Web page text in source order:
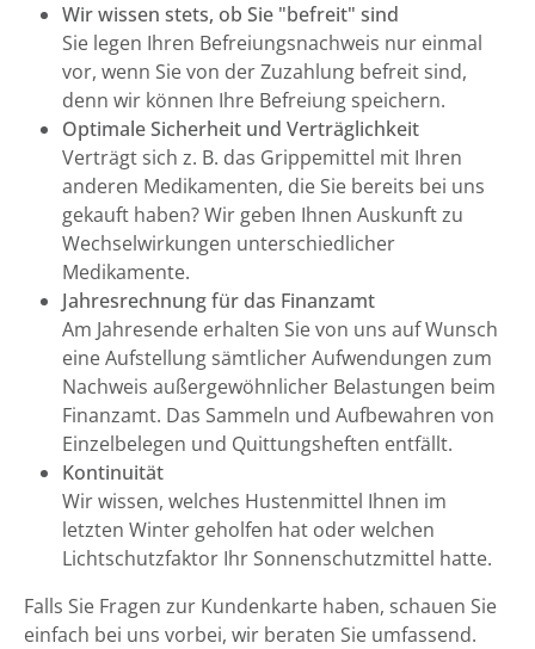
Wir wissen stets, ob Sie "befreit" sind
Sie legen Ihren Befreiungsnachweis nur einmal
vor, wenn Sie von der Zuzahlung befreit sind,
denn wir können Ihre Befreiung speichern.
Optimale Sicherheit und Verträglichkeit
Verträgt sich z. B. das Grippemittel mit Ihren
anderen Medikamenten, die Sie bereits bei uns
gekauft haben? Wir geben Ihnen Auskunft zu
Wechselwirkungen unterschiedlicher
Medikamente.
Jahresrechnung für das Finanzamt
Am Jahresende erhalten Sie von uns auf Wunsch
eine Aufstellung sämtlicher Aufwendungen zum
Nachweis außergewöhnlicher Belastungen beim
Finanzamt. Das Sammeln und Aufbewahren von
Einzelbelegen und Quittungsheften entfällt.
Kontinuität
Wir wissen, welches Hustenmittel Ihnen im
letzten Winter geholfen hat oder welchen
Lichtschutzfaktor Ihr Sonnenschutzmittel hatte.
Falls Sie Fragen zur Kundenkarte haben, schauen Sie
einfach bei uns vorbei, wir beraten Sie umfassend.